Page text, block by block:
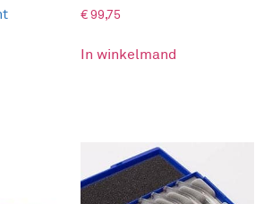
€99,75
In winkelmand